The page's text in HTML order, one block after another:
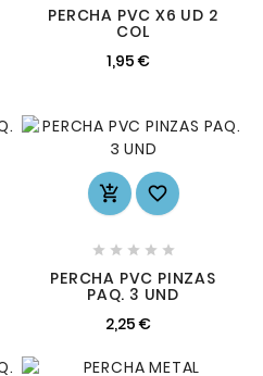
PERCHA PVC X6 UD 2
COL
1,95 €
 
    
PERCHA PVC PINZAS
PAQ. 3 UND
2,25 €